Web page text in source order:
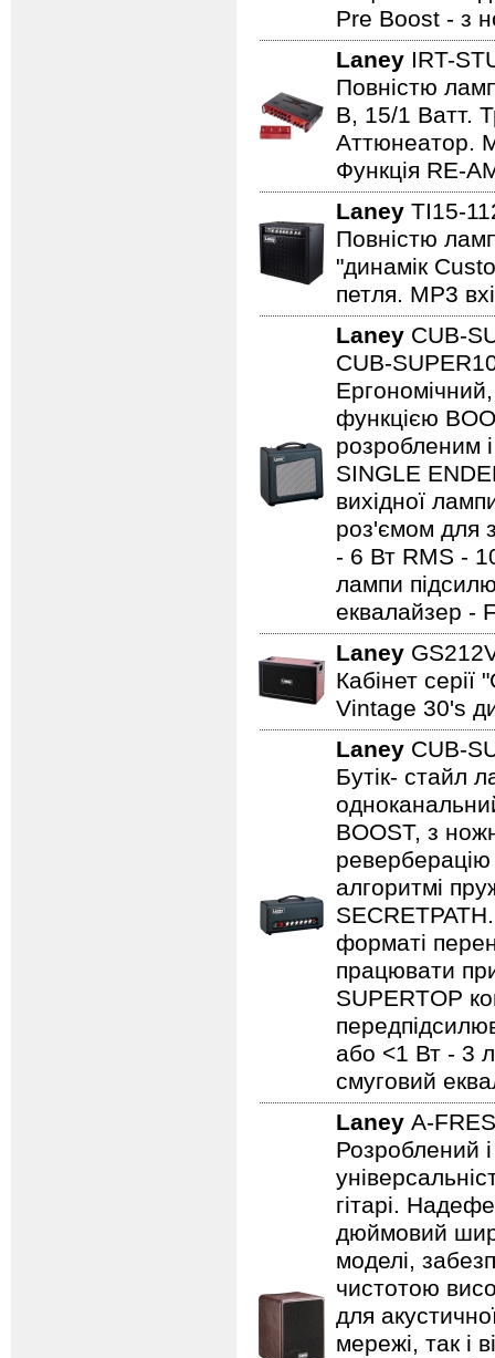
Pre Boost - з
Laney IRT-
Повністю
B, 15/1 Ватт.
Аттюнеатор.
Функція RE-
Laney TI15-
Повністю
"динамік
петля. MP3
Laney CUB-
CUB-
функцією
розробленим
SINGLE
вихідної
роз'ємом для
- 6 Вт RMS -
лампи
еквалайзер -
Laney
Кабінет
Vintage 30's
Laney CUB-
Бутік- стайл
BOOST, з
алгоритмі
форматі
працювати
SUPERTOP
або <1 Вт - 3
смуговий
Laney A-
Розроблений
гітарі.
дюймовий
моделі,
чистотою
для
мережі, так і